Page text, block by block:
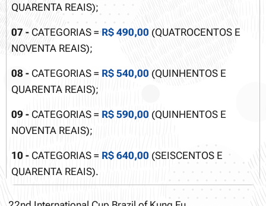
QUARENTA REAIS);
07 - CATEGORIAS = R$ 490,00 (QUATROCENTOS E
NOVENTA REAIS);
08 - CATEGORIAS = R$ 540,00 (QUINHENTOS E
QUARENTA REAIS);
09 - CATEGORIAS = R$ 590,00 (QUINHENTOS E
NOVENTA REAIS);
10 - CATEGORIAS = R$ 640,00 (SEISCENTOS E
QUARENTA REAIS).